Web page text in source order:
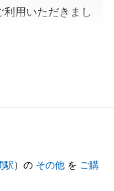
用いただきまし
言葉を頂戴しま
が、改めて今後
いました。
いましたが、無事
駅）の その他 を ご購